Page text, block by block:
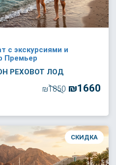
с экскурсиями и
Премьер
РЕХОВОТ ЛОД
₪1850 ₪1660
СКИДКА